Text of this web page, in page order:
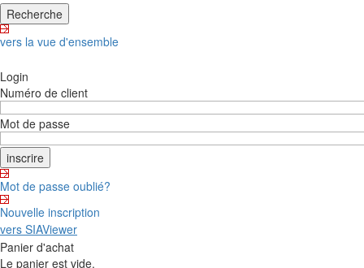
vers la vue d'ensemble
Login
Numéro de client
Mot de passe
Mot de passe oublié?
Nouvelle inscription
vers SIAViewer
Panier d'achat
Le panier est vide.